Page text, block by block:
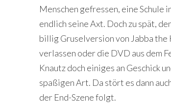
Menschen gefressen, eine Schule
endlich seine Axt. Doch zu spät,
billig Gruselversion von Jabba the
verlassen oder die DVD aus dem
Knautz doch einiges an Geschick
spaßigen Art. Da stört es dann
der End-Szene folgt.